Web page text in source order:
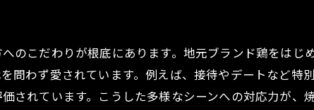
のこだわりが根底にあります。地元ブランド鶏をはじ
問わず愛されています。例えば、接待やデートなど特
されています。こうした多様なシーンへの対応力が、